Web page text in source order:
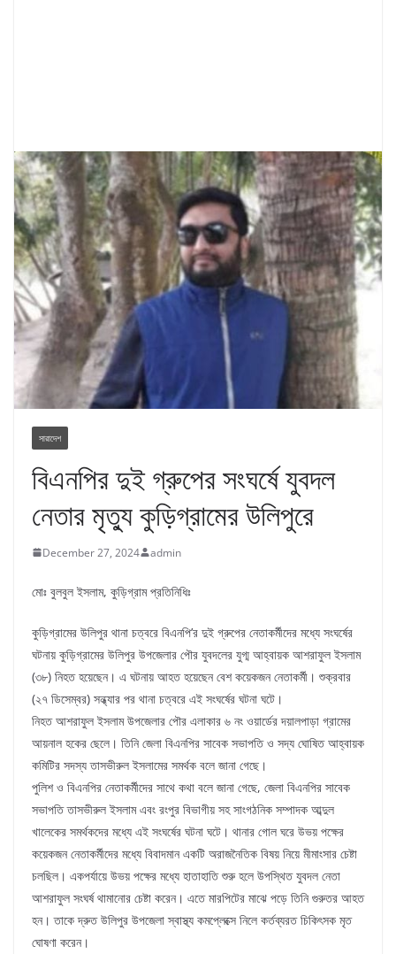
সারাদেশ
বিএনপির দুই গ্রুপের সংঘর্ষে যুবদল
নেতার মৃত্যু কুড়িগ্রামের উলিপুরে
December 27, 2024 admin
মোঃ বুলবুল ইসলাম, কুড়িগ্রাম প্রতিনিধিঃ
কুড়িগ্রামের উলিপুর থানা চত্বরে বিএনপি’র দুই গ্রুপের নেতাকর্মীদের মধ্যে সংঘর্ষের
ঘটনায় কুড়িগ্রামের উলিপুর উপজেলার পৌর যুবদলের যুগ্ম আহ্বায়ক আশরাফুল ইসলাম
(৩৮) নিহত হয়েছেন। এ ঘটনায় আহত হয়েছেন বেশ কয়েকজন নেতাকর্মী। শুক্রবার
(২৭ ডিসেম্বর) সন্ধ্যার পর থানা চত্বরে এই সংঘর্ষের ঘটনা ঘটে।
নিহত আশরাফুল ইসলাম উপজেলার পৌর এলাকার ৬ নং ওয়ার্ডের দয়ালপাড়া গ্রামের
আয়নাল হকের ছেলে। তিনি জেলা বিএনপির সাবেক সভাপতি ও সদ্য ঘোষিত আহ্বায়ক
কমিটির সদস্য তাসভীরুল ইসলামের সমর্থক বলে জানা গেছে।
পুলিশ ও বিএনপির নেতাকর্মীদের সাথে কথা বলে জানা গেছে, জেলা বিএনপির সাবেক
সভাপতি তাসভীরুল ইসলাম এবং রংপুর বিভাগীয় সহ সাংগঠনিক সম্পাদক আব্দুল
খালেকের সমর্থকদের মধ্যে এই সংঘর্ষের ঘটনা ঘটে। থানার গোল ঘরে উভয় পক্ষের
কয়েকজন নেতাকর্মীদের মধ্যে বিবাদমান একটি অরাজনৈতিক বিষয় নিয়ে মীমাংসার চেষ্টা
চলছিল। একপর্যায়ে উভয় পক্ষের মধ্যে হাতাহাতি শুরু হলে উপস্থিত যুবদল নেতা
আশরাফুল সংঘর্ষ থামানোর চেষ্টা করেন। এতে মারপিটের মাঝে পড়ে তিনি গুরুতর আহত
হন। তাকে দ্রুত উলিপুর উপজেলা স্বাস্থ্য কমপ্লেক্সে নিলে কর্তব্যরত চিকিৎসক মৃত
ঘোষণা করেন।